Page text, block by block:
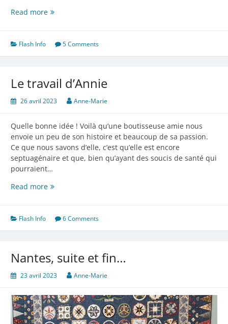
Read moreQuelques
Flash Info 5 Comments
Le travail d’Annie
26 avril 2023 Anne-Marie
Quelle bonne idée ! Voilà qu’une boutisseuse amie nous
envoie un peu de son histoire et beaucoup de sa passion.
Ce que nous savons d’elle, c’est qu’elle est encore
septuagénaire et que, bien qu’ayant des soucis de santé qui
pourraient…
Read moreLe
Flash Info 6 Comments
Nantes, suite et fin…
23 avril 2023 Anne-Marie